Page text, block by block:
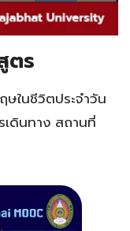
ตร
ในชีวิตประจำวัน
ดินทาง สถานที่